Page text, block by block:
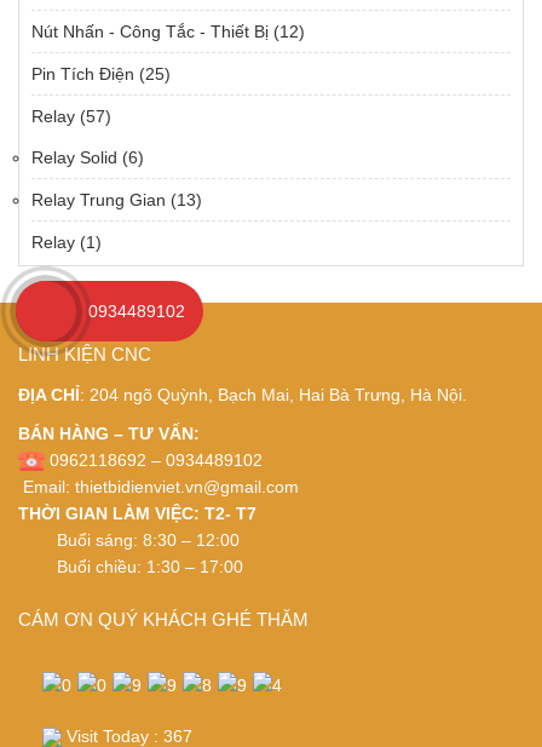
Nút Nhấn - Công Tắc - Thiết Bị (12)
Pin Tích Điện (25)
Relay (57)
Relay Solid (6)
Relay Trung Gian (13)
Relay (1)
LINH KIỆN CNC
ĐỊA CHỈ: 204 ngõ Quỳnh, Bạch Mai, Hai Bà Trưng, Hà Nội.
BÁN HÀNG – TƯ VẤN:
0962118692 – 0934489102
Email: thietbidienviet.vn@gmail.com
THỜI GIAN LÀM VIỆC: T2- T7
Buổi sáng: 8:30 – 12:00
Buổi chiều: 1:30 – 17:00
CÁM ƠN QUÝ KHÁCH GHÉ THĂM
Visit Today : 367
0934489102